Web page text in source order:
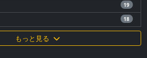
19
18
もっと見る